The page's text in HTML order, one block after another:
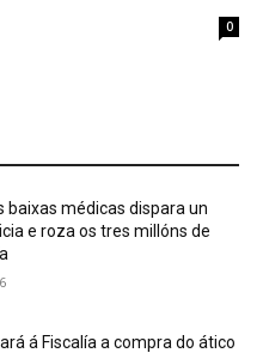
0
baixas médicas dispara un
e roza os tres millóns de
á Fiscalía a compra do ático